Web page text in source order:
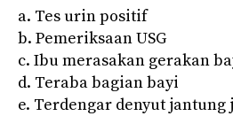
a. Tes urin positif
b. Pemeriksaan USG
c. Ibu merasakan gerakan
d. Teraba bagian bayi
e. Terdengar denyut jantung